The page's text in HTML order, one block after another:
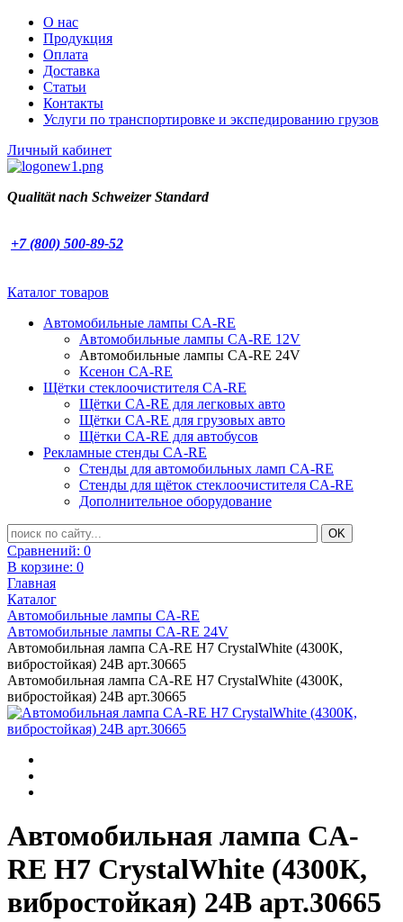
О нас
Продукция
Оплата
Доставка
Статьи
Контакты
Услуги по транспортировке и экспедированию грузов
Личный кабинет
Qualität nach Schweizer Standard
+7 (800) 500-89-52
Каталог товаров
Автомобильные лампы CA-RE
Автомобильные лампы CA-RE 12V
Автомобильные лампы CA-RE 24V
Ксенон CA-RE
Щётки стеклоочистителя CA-RE
Щётки CA-RE для легковых авто
Щётки CA-RE для грузовых авто
Щётки CA-RE для автобусов
Рекламные стенды CA-RE
Стенды для автомобильных ламп CA-RE
Стенды для щёток стеклоочистителя CA-RE
Дополнительное оборудование
Сравнений: 0
В корзине: 0
Главная
Каталог
Автомобильные лампы CA-RE
Автомобильные лампы CA-RE 24V
Автомобильная лампа CA-RE H7 CrystalWhite (4300К,
вибростойкая) 24В арт.30665
Автомобильная лампа CA-RE H7 CrystalWhite (4300К,
вибростойкая) 24В арт.30665
Автомобильная лампа CA-
RE H7 CrystalWhite (4300К,
вибростойкая) 24В арт.30665